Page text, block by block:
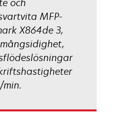
och
MFP-
X864de 3,